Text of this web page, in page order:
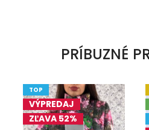
PRÍBUZNÉ
TOP
VÝPREDAJ
ZĽAVA 52%